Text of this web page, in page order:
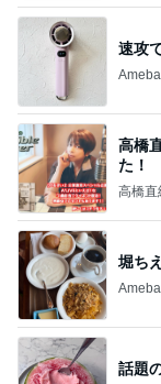
速攻
高橋
た！
高橋直
堀ち
話題